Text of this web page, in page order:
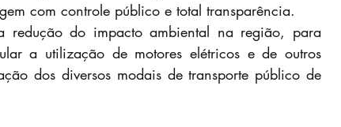
com controle público e total transparência.
do impacto ambiental na região, para
a utilização de motores elétricos e de outros
dos diversos modais de transporte público de